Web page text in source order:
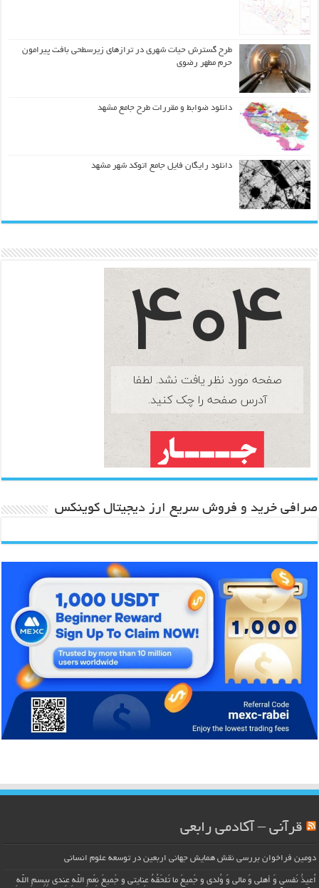
طرح گسترش حیات شهري در ترازهاي زیرسطحی بافت پیرامون
حرم مطهر رضوي
دانلود ضوابط و مقررات طرح جامع مشهد
دانلود رایگان فایل جامع اتوکد شهر مشهد
صرافی خرید و فروش سریع ارز دیجیتال کوینکس
قرآنی – آکادمی رابعی
دومین فراخوان بررسی نقش همایش جهانی اربعین در توسعه علوم انسانی
اُعیذُ نَفسی وَ أهلی وَ مالی وَ وُلدی و جَمیعَ ما تَلحَقُهُ عِنایتی و جَمیعَ نِعَمِ اللّهِ عِندی بِبِسمِ اللّهِ